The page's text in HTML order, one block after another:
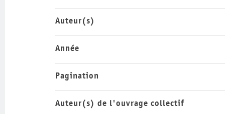
Auteur(s)
Année
Pagination
Auteur(s) de l'ouvrage collectif